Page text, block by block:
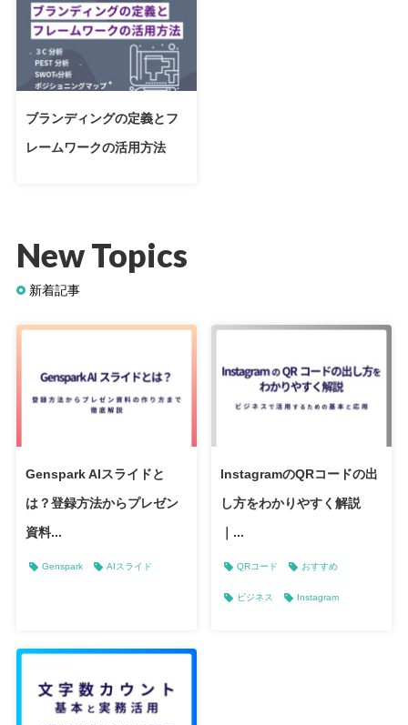
ブランディングの定義とフ
レームワークの活用方法
New Topics
新着記事
Genspark AIスライドと
は？登録方法からプレゼン
資料...
Genspark AIスライド
InstagramのQRコードの出
し方をわかりやすく解説
｜...
QRコード おすすめ
ビジネス Instagram